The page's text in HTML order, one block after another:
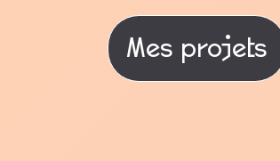
Mes projets